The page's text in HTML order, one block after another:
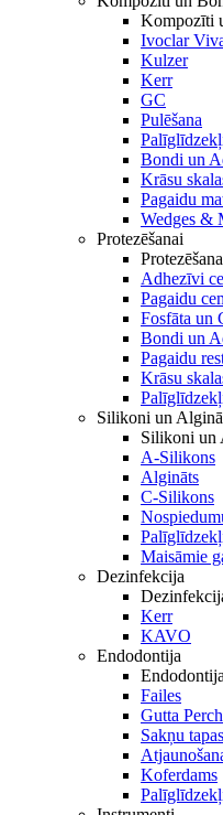
Kompozīti
Ivoclar
Kulzer
Kerr
GC
Pulēšana
Bondi un
Krāsu
Pagaidu
Wedges &
Protezēšanai
Adhezīvi
Pagaidu
Fosfāta un
Bondi un
Pagaidu
Krāsu
Silikoni un
Silikoni un
A-Silikons
Algināts
C-Silikons
Maisāmie
Dezinfekcija
Kerr
KAVO
Endodontija
Endodontija
Failes
Gutta
Sakņu tapas
Koferdams